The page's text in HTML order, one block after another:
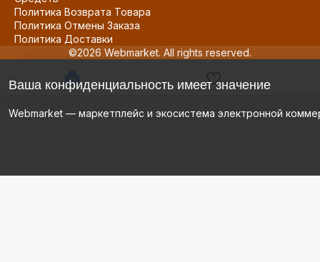
Политика Возврата Товара
Политика Отмены Заказа
Политика Доставки
©2026 Webmarket. All rights reserved.
Ваша конфиденциальность имеет значение
Webmarket — маркетплейс и экосистема электронной